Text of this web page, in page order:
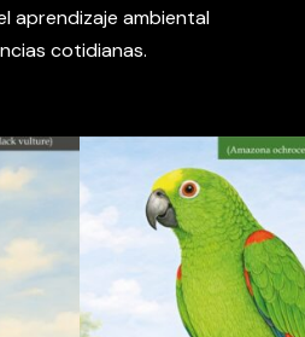
aprendizaje ambiental
cotidianas.